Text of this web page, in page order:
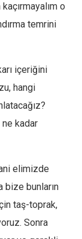
o
temrini
içeriğini
hangi
ne kadar
elimizde
bize bunların
taş-toprak,
Sonra